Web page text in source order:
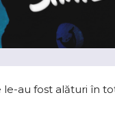
au fost alături în